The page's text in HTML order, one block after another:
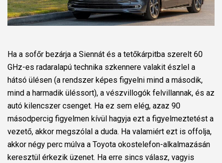
Ha a sofőr bezárja a Siennát és a tetőkárpitba szerelt 60
GHz-es radaralapú technika szkennere valakit észlel a
hátsó ülésen (a rendszer képes figyelni mind a második,
mind a harmadik üléssort), a vészvillogók felvillannak, és az
autó kilencszer csenget. Ha ez sem elég, azaz 90
másodpercig figyelmen kívül hagyja ezt a figyelmeztetést a
vezető, akkor megszólal a duda. Ha valamiért ezt is offolja,
akkor négy perc múlva a Toyota okostelefon-alkalmazásán
keresztül érkezik üzenet. Ha erre sincs válasz, vagyis